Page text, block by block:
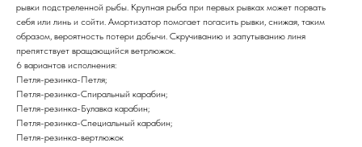
рывки подстреленной рыбы. Крупная рыба при первых рывках может порвать
себя или линь и сойти. Амортизатор помогает погасить рывки, снижая, таким
образом, вероятность потери добычи. Скручиванию и запутыванию линя
препятствует вращающийся ветрлюжок.
6 вариантов исполнения:
Петля-резинка-Петля;
Петля-резинка-Спиральный карабин;
Петля-резинка-Булавка карабин;
Петля-резинка-Специальный карабин;
Петля-резинка-вертлюжок